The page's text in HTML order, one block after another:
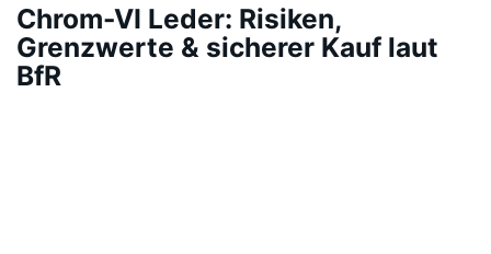
Chrom-VI Leder: Risiken,
Grenzwerte & sicherer Kauf laut
BfR